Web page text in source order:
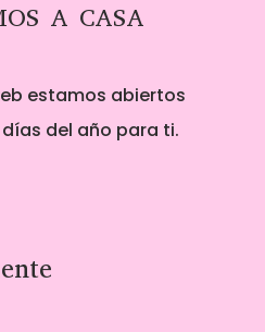
A CASA
estamos abiertos
del año para ti.